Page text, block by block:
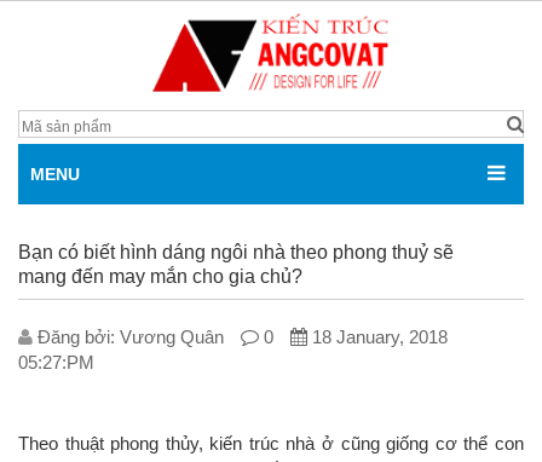
MENU
Bạn có biết hình dáng ngôi nhà theo phong thuỷ sẽ
mang đến may mắn cho gia chủ?
Đăng bởi: V­ương Quân 0
18 January, 2018
05:27:PM
Theo thuật phong thủy, kiến trúc nhà ở cũng giống cơ thể con